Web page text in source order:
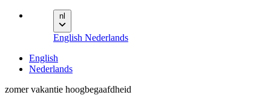
nl
English Nederlands
English
Nederlands
zomervakantie hoogbegaafdheid